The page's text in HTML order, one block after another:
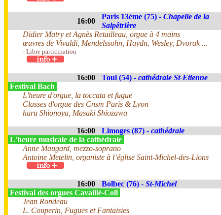
16:00
Paris 13ème (75) - Chapelle de la
Salpêtrière
Didier Matry et Agnès Retailleau, orgue à 4 mains
œuvres de Vivaldi, Mendelssohn, Haydn, Wesley, Dvorak ...
- Libre participation
16:00 Toul (54) - cathédrale St-Etienne
Festival Bach
L'heure d'orgue, la toccata et fugue
Classes d'orgue des Cnsm Paris & Lyon
haru Shionoya, Masaki Shiozawa
16:00 Limoges (87) - cathédrale
L'heure musicale de la cathédrale
Anne Maugard, mezzo-soprano
Antoine Metelin, organiste à l’église Saint-Michel-des-Lions
16:00 Bolbec (76) - St-Michel
Festival des orgues Cavaillé-Coll
Jean Rondeau
L. Couperin, Fugues et Fantaisies